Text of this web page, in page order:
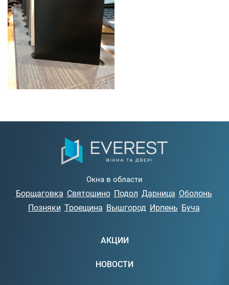
Окна в области
Борщаговка Святошино Подол Дарница Оболонь
Позняки Троещина Вышгород Ирпень Буча
АКЦИИ
НОВОСТИ